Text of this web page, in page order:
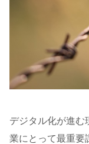
デジタル化が進む
業にとって最重要